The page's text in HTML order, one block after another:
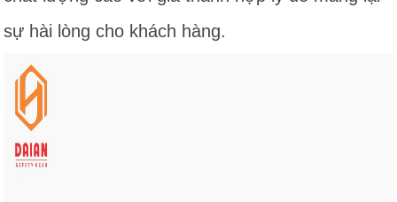
sự hài lòng cho khách hàng.